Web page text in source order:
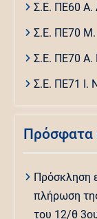
Σ.Ε. ΠΕ60 Α.
Σ.Ε. ΠΕ70 Μ.
Σ.Ε. ΠΕ70 Α.
Σ.Ε. ΠΕ71 Ι.
Πρόσφατα
Πρόσκληση
πλήρωση
του 12/θ